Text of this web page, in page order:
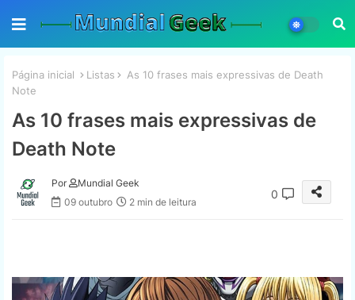
Página inicial Listas
As 10 frases mais expressivas de Death
Note
As 10 frases mais expressivas de
Death Note
Por
Mundial Geek
09 outubro
2 min de leitura
0